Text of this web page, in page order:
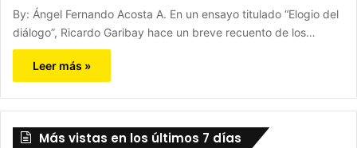
By: Ángel Fernando Acosta A. En un ensayo titulado “Elogio del
diálogo”, Ricardo Garibay hace un breve recuento de los…
Leer más »
Más vistas en los últimos 7 días